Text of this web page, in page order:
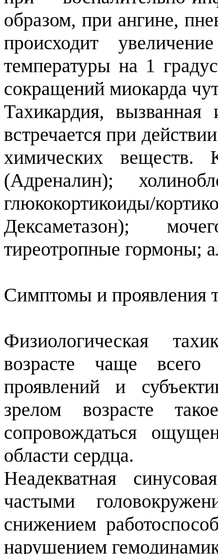
образом, при ангине,
происходит
температуры на 1
сокращений миокарда
Тахикардия, вызванная
встречается при
химических веществ.
(Адреналин);
глюкокортикоиды/
Дексаметазон);
тиреотропные гормоны;
Симптомы и проявления
Физиологическая
возрасте чаще
проявлений и
зрелом возрасте
сопровождаться
области сердца.
Неадекватная
частыми
снижением
нарушением